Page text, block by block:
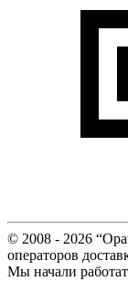
© 2008 - 2026
операторов
Мы начали